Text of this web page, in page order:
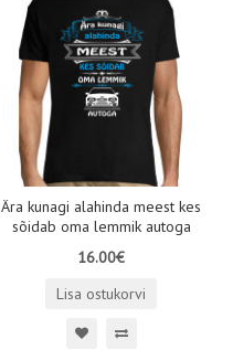
Ära kunagi alahinda meest kes
sõidab oma lemmik autoga
16.00€
Lisa ostukorvi